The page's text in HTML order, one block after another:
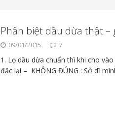
Phân biệt dầu dừa thật –
09/01/2015 7
1. Lọ dầu dừa chuẩn thì khi cho
đặc lại – KHÔNG ĐÚNG : Sở dĩ